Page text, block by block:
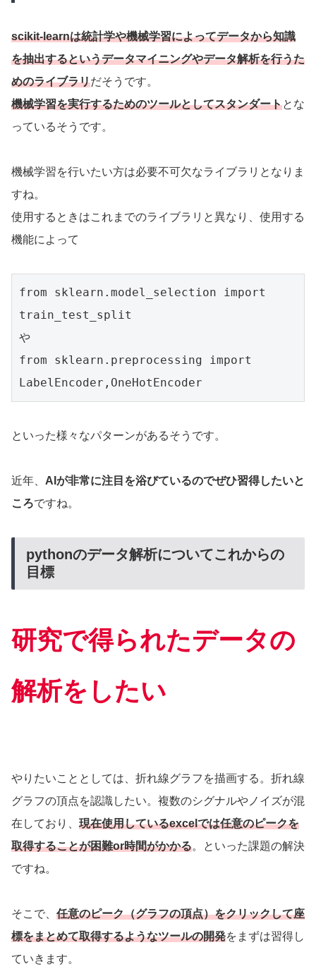
scikit-learnは統計学や機械学習によってデータから知識
を抽出するというデータマイニングやデータ解析を行うた
めのライブラリだそうです。
機械学習を実行するためのツールとしてスタンダートとな
っているそうです。
機械学習を行いたい方は必要不可欠なライブラリとなりま
すね。
使用するときはこれまでのライブラリと異なり、使用する
機能によって
from sklearn.model_selection import
train_test_split
や
from sklearn.preprocessing import
LabelEncoder,OneHotEncoder
といった様々なパターンがあるそうです。
近年、 AIが非常に注目を浴びているのでぜひ習得したいと
ころですね。
pythonのデータ解析についてこれからの
目標
研究で得られたデータの
解析をしたい
やりたいこととしては、折れ線グラフを描画する。折れ線
グラフの頂点を認識したい。複数のシグナルやノイズが混
在しており、 現在使用しているexcelでは任意のピークを
取得することが困難or時間がかかる。といった課題の解決
ですね。
そこで、 任意のピーク（グラフの頂点）をクリックして座
標をまとめて取得するようなツールの開発をまずは習得し
ていきます。